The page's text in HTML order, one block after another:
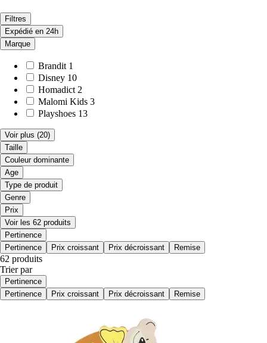
Filtres
Expédié en 24h
Marque
Brandit 1
Disney 10
Homadict 2
Malomi Kids 3
Playshoes 13
Voir plus (20)
Taille
Couleur dominante
Age
Type de produit
Genre
Prix
Voir les 62 produits
Pertinence
Pertinence
Prix croissant Prix décroissant Remise
62 produits
Trier par
Pertinence
Pertinence
Prix croissant Prix décroissant Remise